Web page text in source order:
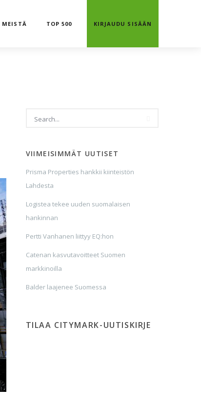
MEISTÄ TOP 500 KIRJAUDU SISÄÄN
VIIMEISIMMÄT UUTISET
Prisma Properties hankkii kiinteistön
Lahdesta
Logistea tekee uuden suomalaisen
hankinnan
Pertti Vanhanen liittyy EQ:hon
Catenan kasvutavoitteet Suomen
markkinoilla
Balder laajenee Suomessa
TILAA CITYMARK-UUTISKIRJE